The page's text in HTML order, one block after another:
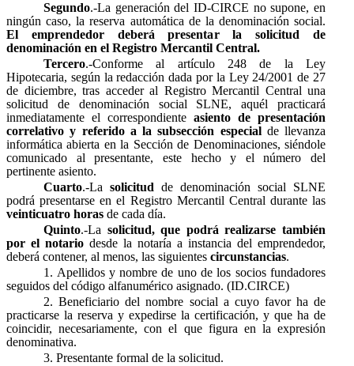
Segundo.-La generación del ID-CIRCE no supone, en
ningún caso, la reserva automática de la denominación social.
El emprendedor deberá presentar la solicitud de
denominación en el Registro Mercantil Central.
Tercero.-Conforme al artículo 248 de la Ley
Hipotecaria, según la redacción dada por la Ley 24/2001 de 27
de diciembre, tras acceder al Registro Mercantil Central una
solicitud de denominación social SLNE, aquél practicará
inmediatamente el correspondiente asiento de presentación
correlativo y referido a la subsección especialde llevanza
informática abierta en la Sección de Denominaciones, siéndole
comunicado al presentante, este hecho y el número del
pertinente asiento.
Cuarto.-Lasolicitudde denominación social SLNE
podrá presentarse en el Registro Mercantil Central durante las
veinticuatro horas de cada día.
Quinto.-La solicitud, que podrá realizarse también
por el notario desde la notaría a instancia del emprendedor,
deberá contener, al menos, las siguientes circunstancias.
1. Apellidos y nombre de uno de los socios fundadores
seguidos del código alfanumérico asignado. (ID.CIRCE)
2. Beneficiario del nombre social a cuyo favor ha de
practicarse la reserva y expedirse la certificación, y que ha de
coincidir, necesariamente, con el que figura en la expresión
denominativa.
3. Presentante formal de la solicitud.